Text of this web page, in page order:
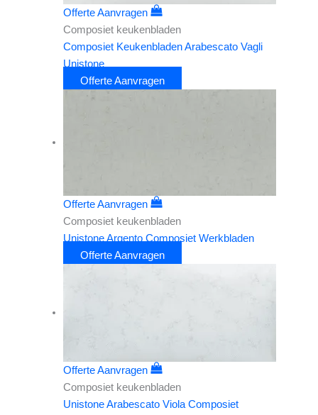
Offerte Aanvragen
Composiet keukenbladen
Composiet Keukenbladen Arabescato Vagli
Unistone
Offerte Aanvragen
Offerte Aanvragen
Composiet keukenbladen
Unistone Argento Composiet Werkbladen
Offerte Aanvragen
Offerte Aanvragen
Composiet keukenbladen
Unistone Arabescato Viola Composiet